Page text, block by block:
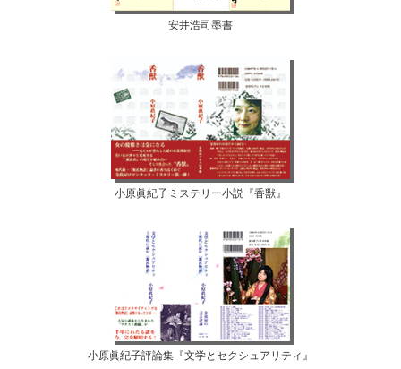
安井浩司墨書
小原眞紀子ミステリー小説『香獣』
小原眞紀子評論集『文学とセクシュアリティ』